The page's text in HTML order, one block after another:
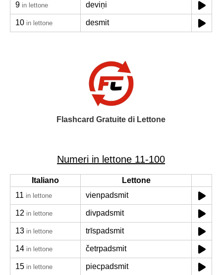
9 in lettone deviņi
10 in lettone desmit
Flashcard Gratuite di Lettone
Numeri in lettone 11-100
Italiano
Lettone
11 in lettone vienpadsmit
12 in lettone divpadsmit
13 in lettone trīspadsmit
14 in lettone četrpadsmit
15 in lettone piecpadsmit